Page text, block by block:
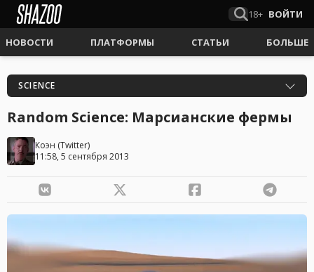
18+ ВОЙТИ
НОВОСТИ ПЛАТФОРМЫ СТАТЬИ БОЛЬШЕ
SCIENCE
Random Science: Марсианские фермы
Коэн (Twitter)
11:58, 5 сентября 2013